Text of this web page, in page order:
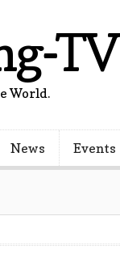
TV
World.
News Events